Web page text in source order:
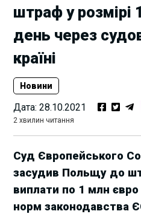
штраф у розмірі
день через
країні
Новини
Дата:28.10.2021
2 хвилин читання
Суд Європейського
засудив Польщу до
виплати по 1 млн
норм законодавства